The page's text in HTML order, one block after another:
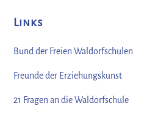
Links
Bund der Freien Waldorfschulen
Freunde der Erziehungskunst
21 Fragen an die Waldorfschule